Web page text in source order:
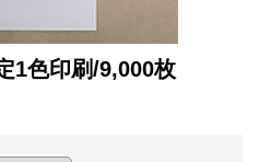
1色印刷/9,000枚